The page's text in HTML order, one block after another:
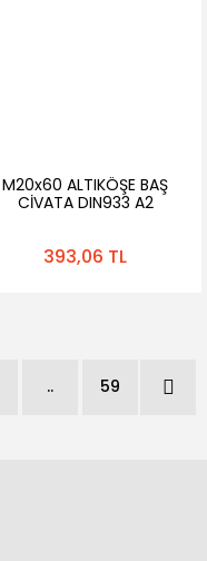
M20x60 ALTIKÖŞE BAŞ
CİVATA DIN933 A2
393,06 TL
.. 59